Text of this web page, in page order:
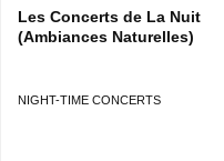
Les Concerts de La Nuit
(Ambiances Naturelles)
NIGHT-TIME CONCERTS